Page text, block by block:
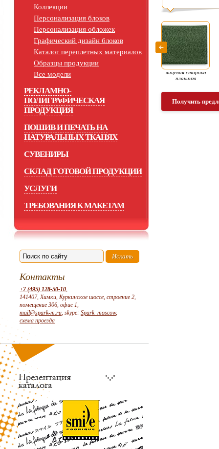
Коллекции
Персонализация блоков
Персонализация обложек
Графический дизайн блоков
Каталог переплетных материалов
Образцы продукции
Все модели
РЕКЛАМНО-
ПОЛИГРАФИЧЕСКАЯ
ПРОДУКЦИЯ
ПОШИВ И ПЕЧАТЬ НА
НАТУРАЛЬНЫХ ТКАНЯХ
СУВЕНИРЫ
СКЛАД ГОТОВОЙ ПРОДУКЦИИ
УСЛУГИ
ТРЕБОВАНИЯ К МАКЕТАМ
Контакты
+7 (495) 128-50-10,
141407, Химки, Куркинское шоссе, строение 2,
помещение 306, офис 1,
mail@spark-m.ru, skype: Spark_moscow,
схема проезда
лицевая сторона
планинга
Получить